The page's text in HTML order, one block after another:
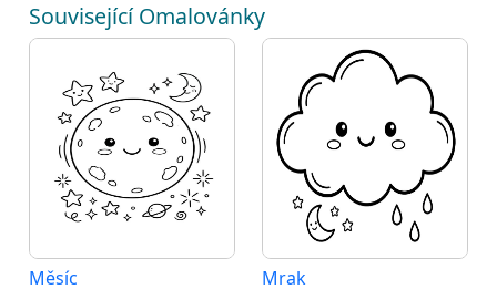
Související Omalovánky
Měsíc Mrak